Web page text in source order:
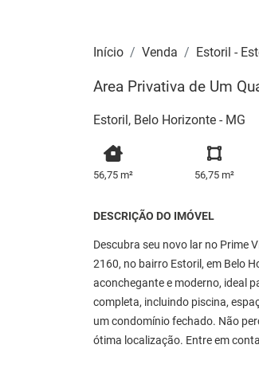
Início Venda Estoril -
Area Privativa de Um
Estoril, Belo Horizonte - MG
56,75 m² 56,75 m²
DESCRIÇÃO DO IMÓVEL
Descubra seu novo lar no Prime
2160, no bairro Estoril, em Belo
aconchegante e moderno, ideal
completa, incluindo piscina,
um condomínio fechado. Não
ótima localização. Entre em